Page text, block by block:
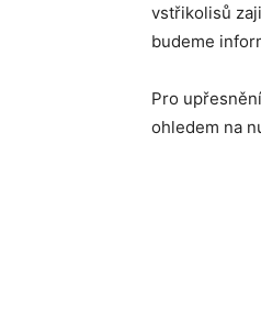
vstřikolisů
budeme
Pro
ohledem na